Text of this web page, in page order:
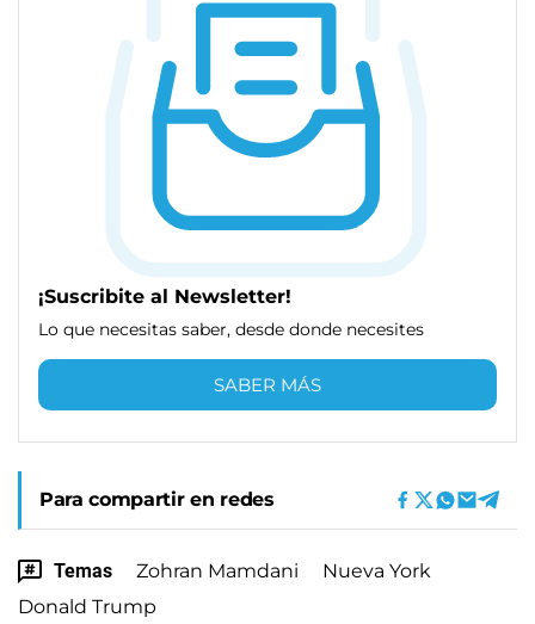
¡Suscribite al Newsletter!
Lo que necesitas saber, desde donde necesites
SABER MÁS
Para compartir en redes
Temas Zohran Mamdani
Nueva York
Donald Trump